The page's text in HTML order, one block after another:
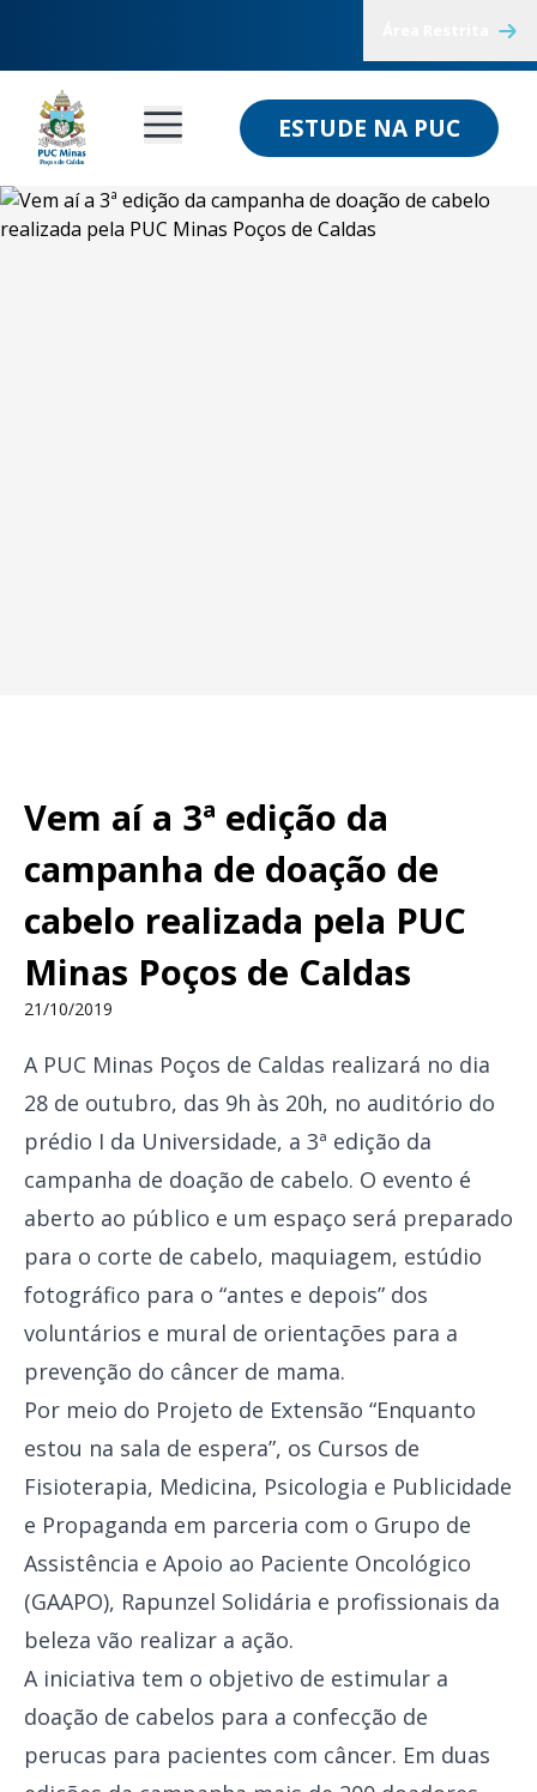
ESTUDE NA PUC
Vem aí a 3ª edição da
campanha de doação de
cabelo realizada pela PUC
Minas Poços de Caldas
21/10/2019
A PUC Minas Poços de Caldas realizará no dia
28 de outubro, das 9h às 20h, no auditório do
prédio I da Universidade, a 3ª edição da
campanha de doação de cabelo. O evento é
aberto ao público e um espaço será preparado
para o corte de cabelo, maquiagem, estúdio
fotográfico para o “antes e depois” dos
voluntários e mural de orientações para a
prevenção do câncer de mama.
Por meio do Projeto de Extensão “Enquanto
estou na sala de espera”, os Cursos de
Fisioterapia, Medicina, Psicologia e Publicidade
e Propaganda em parceria com o Grupo de
Assistência e Apoio ao Paciente Oncológico
(GAAPO), Rapunzel Solidária e profissionais da
beleza vão realizar a ação.
A iniciativa tem o objetivo de estimular a
doação de cabelos para a confecção de
perucas para pacientes com câncer. Em duas